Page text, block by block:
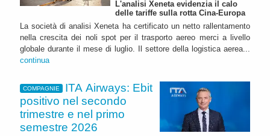
L'analisi Xeneta evidenzia il calo
delle tariffe sulla rotta Cina-Europa
La società di analisi Xeneta ha certificato un netto rallentamento
nella crescita dei noli spot per il trasporto aereo merci a livello
globale durante il mese di luglio. Il settore della logistica aerea...
continua
COMPAGNIE
ITA Airways: Ebit
positivo nel secondo
trimestre e nel primo
semestre 2026